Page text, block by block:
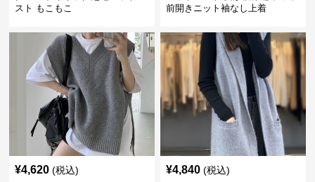
スト もこもこ
前開きニット袖なし上着
¥4,620 (税込) ¥4,840 (税込)